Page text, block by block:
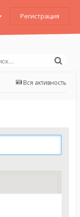
Регистрация
Вся активность